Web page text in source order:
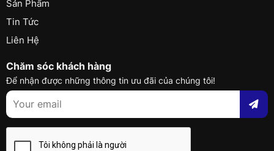
Sản Phẩm
Tin Tức
Liên Hệ
Chăm sóc khách hàng
Để nhận được những thông tin ưu đãi của chúng tôi!